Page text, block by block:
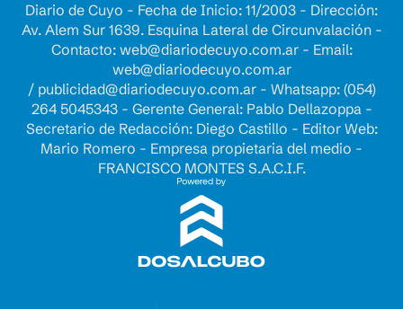
Diario de Cuyo - Fecha de Inicio: 11/2003 - Dirección:
Av. Alem Sur 1639. Esquina Lateral de Circunvalación -
Contacto: web@diariodecuyo.com.ar- Email:
web@diariodecuyo.com.ar
/ publicidad@diariodecuyo.com.ar- Whatsapp: (054)
264 5045343 - Gerente General: Pablo Dellazoppa -
Secretario de Redacción: Diego Castillo - Editor Web:
Mario Romero - Empresa propietaria del medio -
FRANCISCO MONTES S.A.C.I.F.